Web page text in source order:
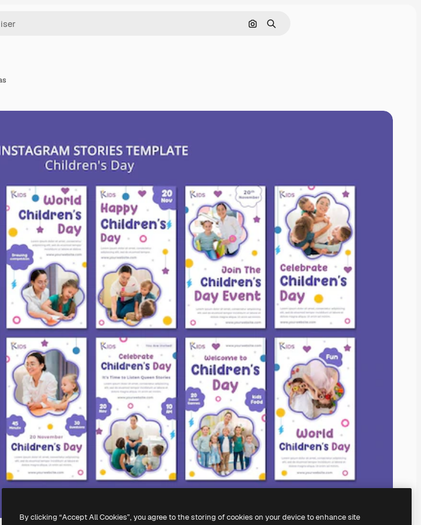
Pesquisar por imagem
Buscar
By clicking “Accept All Cookies”, you agree to the storing of cookies on your device to enhance site